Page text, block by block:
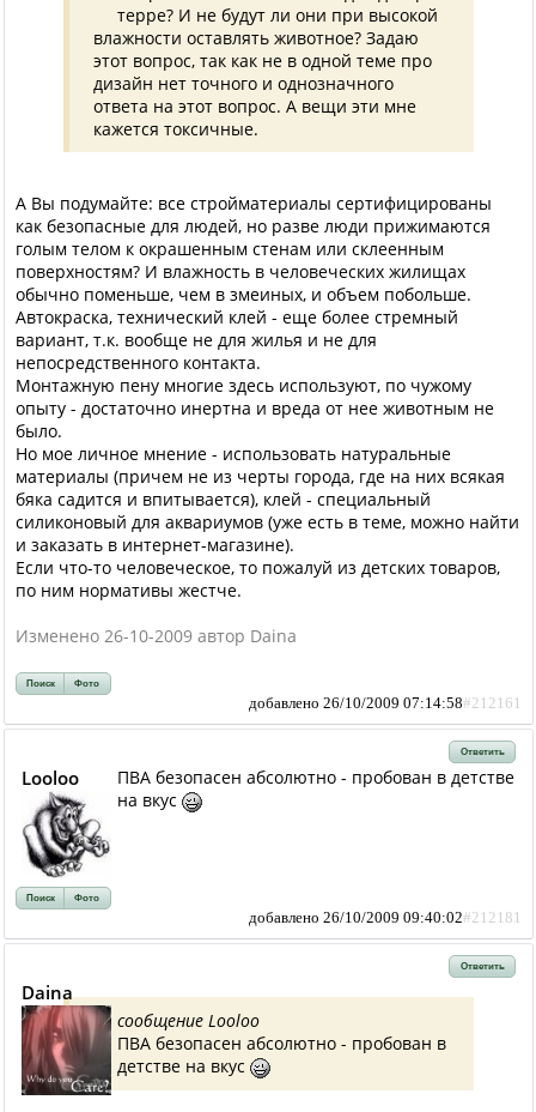
терре? И не будут ли они при высокой
влажности оставлять животное? Задаю
этот вопрос, так как не в одной теме про
дизайн нет точного и однозначного
ответа на этот вопрос. А вещи эти мне
кажется токсичные.
А Вы подумайте: все стройматериалы сертифицированы
как безопасные для людей, но разве люди прижимаются
голым телом к окрашенным стенам или склеенным
поверхностям? И влажность в человеческих жилищах
обычно поменьше, чем в змеиных, и объем побольше.
Автокраска, технический клей - еще более стремный
вариант, т.к. вообще не для жилья и не для
непосредственного контакта.
Монтажную пену многие здесь используют, по чужому
опыту - достаточно инертна и вреда от нее животным не
было.
Но мое личное мнение - использовать натуральные
материалы (причем не из черты города, где на них всякая
бяка садится и впитывается), клей - специальный
силиконовый для аквариумов (уже есть в теме, можно найти
и заказать в интернет-магазине).
Если что-то человеческое, то пожалуй из детских товаров,
по ним нормативы жестче.
Изменено 26-10-2009 автор Daina
Поиск Фото
добавлено 26/10/2009 07:14:58#212161
Ответить
Looloo
ПВА безопасен абсолютно - пробован в детстве
на вкус
Поиск Фото
добавлено 26/10/2009 09:40:02#212181
Ответить
Daina
сообщение Looloo
ПВА безопасен абсолютно - пробован в
детстве на вкус